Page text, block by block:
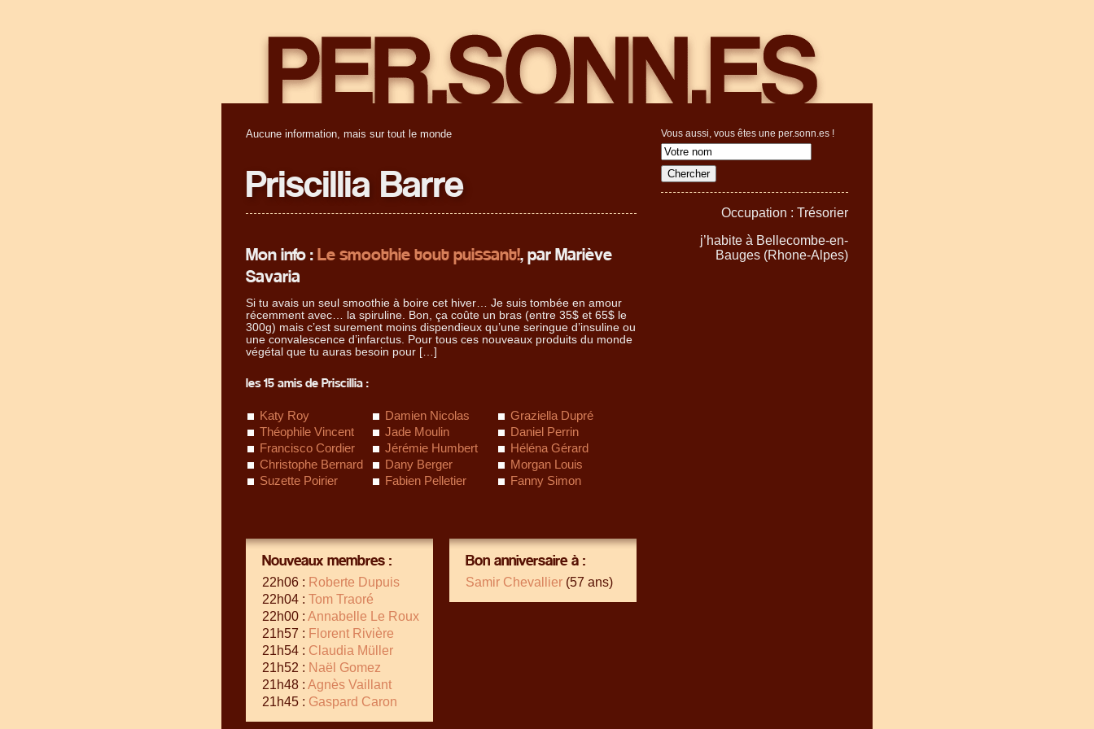
Aucune information, mais sur tout le monde
Priscillia Barre
Vous aussi, vous êtes une per.sonn.es !
Occupation : Trésorier
j’habite à Bellecombe-en-
Bauges (Rhone-Alpes)
Mon info :Le smoothie tout puissant!, par Mariève
Savaria
Si tu avais un seul smoothie à boire cet hiver… Je suis tombée en amour
récemment avec… la spiruline. Bon, ça coûte un bras (entre 35$ et 65$ le
300g) mais c’est surement moins dispendieux qu’une seringue d’insuline ou
une convalescence d’infarctus. Pour tous ces nouveaux produits du monde
végétal que tu auras besoin pour […]
les 15 amis de Priscillia :
Katy Roy Damien Nicolas
Graziella Dupré
Théophile Vincent
Jade Moulin
Daniel Perrin
Francisco Cordier
Jérémie Humbert
Héléna Gérard
Christophe Bernard
Dany Berger
Morgan Louis
Suzette Poirier
Fabien Pelletier Fanny Simon
Nouveaux membres :
22h06 : Roberte Dupuis
22h04 : Tom Traoré
22h00 : Annabelle Le Roux
21h57 : Florent Rivière
21h54 : Claudia Müller
21h52 : Naël Gomez
21h48 : Agnès Vaillant
21h45 : Gaspard Caron
Bon anniversaire à :
Samir Chevallier (57 ans)